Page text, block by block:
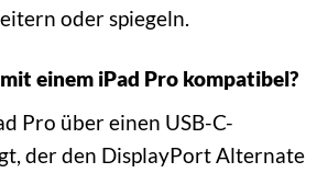
oder spiegeln.
einem iPad Pro kompatibel?
Pro über einen USB-C-
der den DisplayPort Alternate